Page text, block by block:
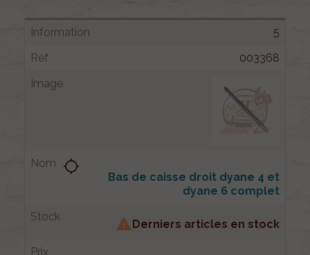
5
003368
Bas de caisse droit dyane 4 et
dyane 6 complet
location_searching
 Derniers articles en stock